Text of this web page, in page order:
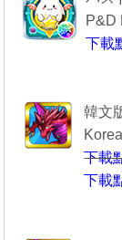
P&D
下載
韓文
下載
下載